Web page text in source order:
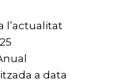
l’actualitat
a data